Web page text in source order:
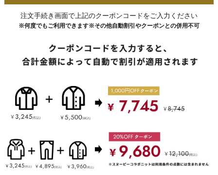
注文手続き画面で上記のクーポンコードをご入力ください
※何度でもご利用できます※その他自動割引やクーポンとの併用不可